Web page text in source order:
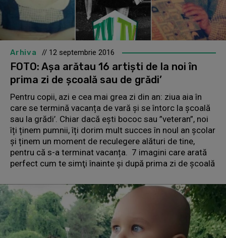
Arhiva // 12 septembrie 2016
FOTO: Așa arătau 16 artiști de la noi în
prima zi de școală sau de grădi’
Pentru copii, azi e cea mai grea zi din an: ziua aia în
care se termină vacanța de vară și se întorc la școală
sau la grădi’. Chiar dacă ești bococ sau ”veteran”, noi
îți ținem pumnii, îți dorim mult succes în noul an școlar
și ținem un moment de reculegere alături de tine,
pentru că s-a terminat vacanța. 7 imagini care arată
perfect cum te simţi înainte şi după prima zi de şcoală